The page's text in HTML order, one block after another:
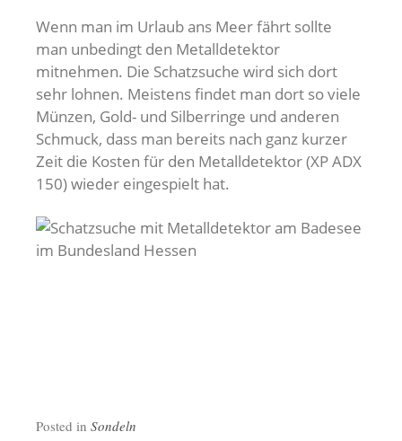
Wenn man im Urlaub ans Meer fährt sollte
man unbedingt den Metalldetektor
mitnehmen. Die Schatzsuche wird sich dort
sehr lohnen. Meistens findet man dort so viele
Münzen, Gold- und Silberringe und anderen
Schmuck, dass man bereits nach ganz kurzer
Zeit die Kosten für den Metalldetektor (XP ADX
150) wieder eingespielt hat.
Posted in Sondeln